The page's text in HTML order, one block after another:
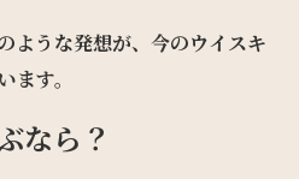
ような発想が、今のウイスキ
す。
なら？